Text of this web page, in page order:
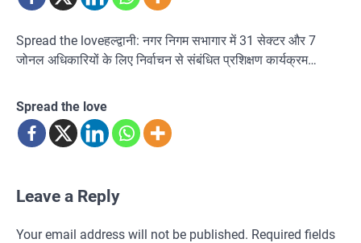
Spread the loveहल्द्वानी: नगर निगम सभागार में 31 सेक्टर और 7
जोनल अधिकारियों के लिए निर्वाचन से संबंधित प्रशिक्षण कार्यक्रम…
Spread the love
Leave a Reply
Your email address will not be published. Required fields